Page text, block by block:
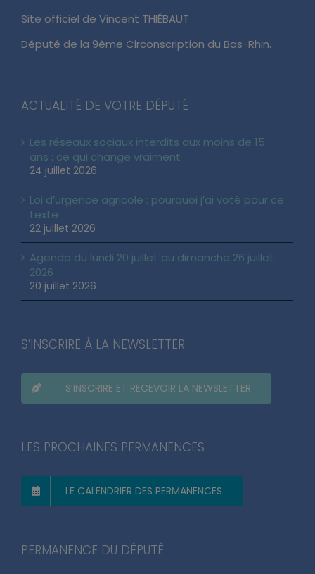
Site officiel de Vincent THIÉBAUT
Député de la 9ème Circonscription du Bas-Rhin.
ACTUALITÉ DE VOTRE DÉPUTÉ
Les réseaux sociaux interdits aux moins de 15
ans : ce qui change vraiment
24 juillet 2026
Loi d’urgence agricole : pourquoi j’ai voté pour ce
texte
22 juillet 2026
Agenda du lundi 20 juillet au dimanche 26 juillet
2026
20 juillet 2026
S’INSCRIRE À LA NEWSLETTER
S’INSCRIRE ET RECEVOIR LA NEWSLETTER
LES PROCHAINES PERMANENCES
LE CALENDRIER DES PERMANENCES
PERMANENCE DU DÉPUTÉ